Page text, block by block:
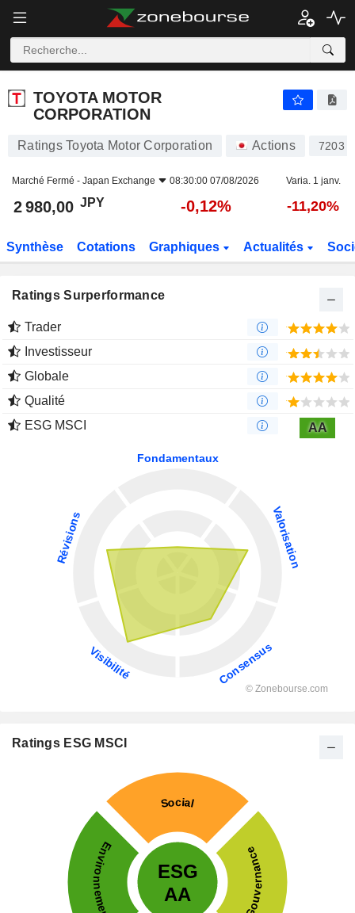
TOYOTA MOTOR
CORPORATION
Ratings Toyota Motor Corporation Actions 7203
Marché Fermé - Japan Exchange 08:30:00 07/08/2026 Varia. 1 janv.
2 980,00 JPY -0,12% -11,20%
Synthèse Cotations Graphiques Actualités
Ratings Surperformance
Trader
Investisseur
Globale
Qualité
ESG MSCI
AA
Ratings ESG MSCI